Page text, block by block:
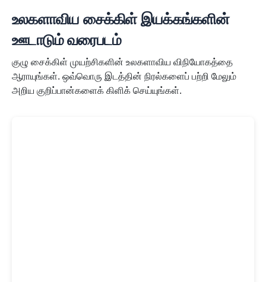
உலகளாவிய சைக்கிள் இயக்கங்களின்
ஊடாடும் வரைபடம்
குழு சைக்கிள் முயற்சிகளின் உலகளாவிய விநியோகத்தை
ஆராயுங்கள். ஒவ்வொரு இடத்தின் நிரல்களைப் பற்றி மேலும்
அறிய குறிப்பான்களைக் கிளிக் செய்யுங்கள்.